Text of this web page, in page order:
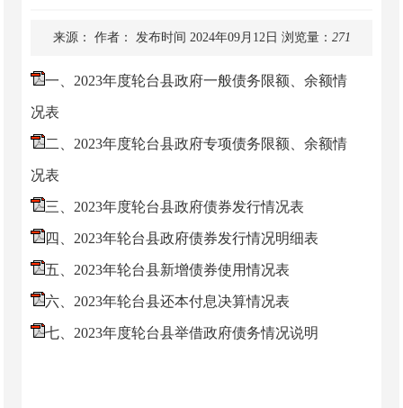
来源： 作者： 发布时间 2024年09月12日 浏览量： 271
一、2023年度轮台县政府一般债务限额、余额情
况表
二、2023年度轮台县政府专项债务限额、余额情
况表
三、2023年度轮台县政府债券发行情况表
四、2023年轮台县政府债券发行情况明细表
五、2023年轮台县新增债券使用情况表
六、2023年轮台县还本付息决算情况表
七、2023年度轮台县举借政府债务情况说明